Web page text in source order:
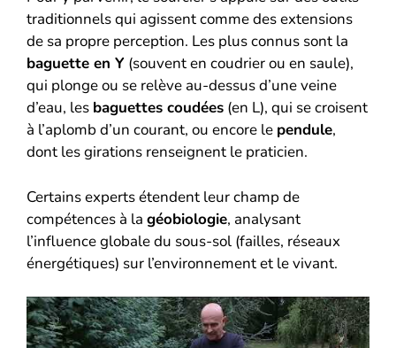
traditionnels qui agissent comme des extensions
de sa propre perception. Les plus connus sont la
baguette en Y (souvent en coudrier ou en saule),
qui plonge ou se relève au-dessus d’une veine
d’eau, les baguettes coudées (en L), qui se croisent
à l’aplomb d’un courant, ou encore le pendule,
dont les girations renseignent le praticien.
Certains experts étendent leur champ de
compétences à la géobiologie, analysant
l’influence globale du sous-sol (failles, réseaux
énergétiques) sur l’environnement et le vivant.